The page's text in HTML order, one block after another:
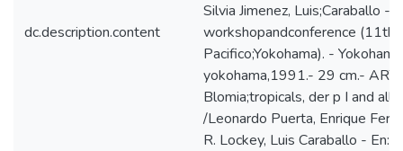
dc.description.content
Silvia Jimenez, Luis;Caraballo -
workshopandconference
Pacifico;Yokohama). -
yokohama,1991.- 29 cm.-
Blomia;tropicals, der p I and
/Leonardo Puerta, Enrique
R. Lockey, Luis Caraballo - En: